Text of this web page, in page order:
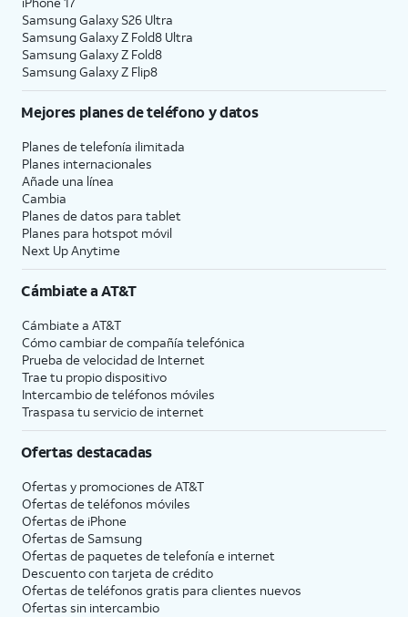
Samsung Galaxy S26 Ultra
Samsung Galaxy Z Fold8 Ultra
Samsung Galaxy Z Fold8
Samsung Galaxy Z Flip8
Mejores planes de teléfono y datos
Planes de telefonía ilimitada
Planes internacionales
Añade una línea
Cambia
Planes de datos para tablet
Planes para hotspot móvil
Next Up Anytime
Cámbiate aAT&T
Cámbiate a AT&T
Cómo cambiar de compañía telefónica
Prueba de velocidad de Internet
Trae tu propio dispositivo
Intercambio de teléfonos móviles
Traspasa tu servicio de internet
Ofertas destacadas
Ofertas y promociones de AT&T
Ofertas de teléfonos móviles
Ofertas de iPhone
Ofertas de Samsung
Ofertas de paquetes de telefonía e internet
Descuento con tarjeta de crédito
Ofertas de teléfonos gratis para clientes nuevos
Ofertas sin intercambio